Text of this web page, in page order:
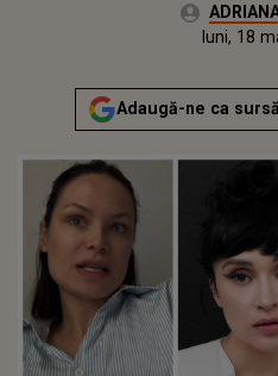
Autor:
luni, 18
Adaugă-ne ca